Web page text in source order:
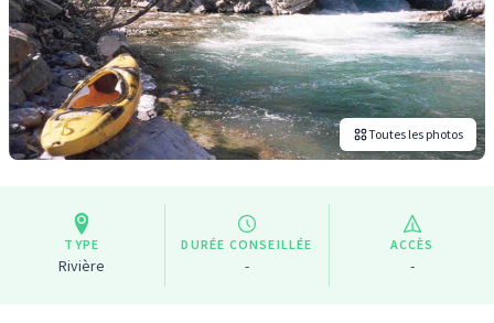
Toutes les photos
TYPE
Rivière
DURÉE CONSEILLÉE
-
ACCÈS
-